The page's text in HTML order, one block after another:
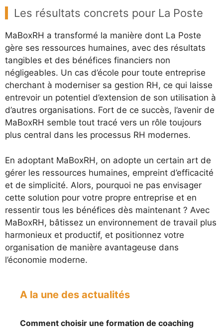
Les résultats concrets pour La Poste
MaBoxRH a transformé la manière dont La Poste
gère ses ressources humaines, avec des résultats
tangibles et des bénéfices financiers non
négligeables. Un cas d’école pour toute entreprise
cherchant à moderniser sa gestion RH, ce qui laisse
entrevoir un potentiel d’extension de son utilisation à
d’autres organisations. Fort de ce succès, l’avenir de
MaBoxRH semble tout tracé vers un rôle toujours
plus central dans les processus RH modernes.
En adoptant MaBoxRH, on adopte un certain art de
gérer les ressources humaines, empreint d’efficacité
et de simplicité. Alors, pourquoi ne pas envisager
cette solution pour votre propre entreprise et en
ressentir tous les bénéfices dès maintenant ? Avec
MaBoxRH, bâtissez un environnement de travail plus
harmonieux et productif, et positionnez votre
organisation de manière avantageuse dans
l’économie moderne.
A la une des actualités
Comment choisir une formation de coaching